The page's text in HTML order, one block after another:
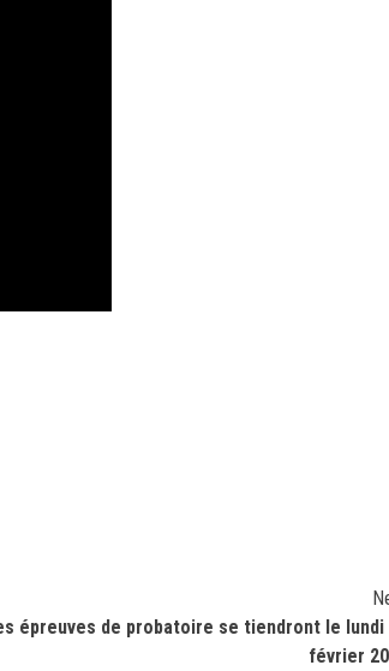
épreuves de probatoire se tiendront le lundi
février